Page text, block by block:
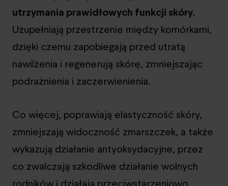
utrzymania prawidłowych funkcji skóry.
Uzupełniają przestrzenie między komórkami,
dzięki czemu zapobiegają przed utratą
nawilżenia i regenerują skórę, zmniejszając
podrażnienia i zaczerwienienia.
Co więcej, poprawiają elastyczność skóry,
zmniejszają widoczność zmarszczek, a także
wykazują działanie antyoksydacyjne, przez
co zwalczają szkodliwe działanie wolnych